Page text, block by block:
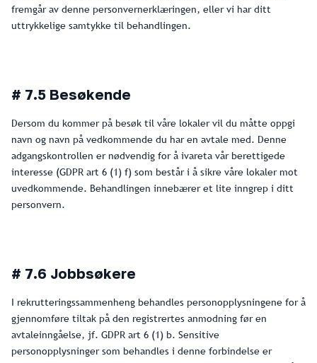
fremgår av denne personvernerklæringen, eller vi har ditt
uttrykkelige samtykke til behandlingen.
# 7.5 Besøkende
Dersom du kommer på besøk til våre lokaler vil du måtte oppgi
navn og navn på vedkommende du har en avtale med. Denne
adgangskontrollen er nødvendig for å ivareta vår berettigede
interesse (GDPR art 6 (1) f) som består i å sikre våre lokaler mot
uvedkommende. Behandlingen innebærer et lite inngrep i ditt
personvern.
# 7.6 Jobbsøkere
I rekrutteringssammenheng behandles personopplysningene for å
gjennomføre tiltak på den registrertes anmodning før en
avtaleinngåelse, jf. GDPR art 6 (1) b. Sensitive
personopplysninger som behandles i denne forbindelse er